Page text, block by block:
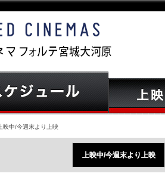
映中/今週末より上映
上映中/今週末より上映